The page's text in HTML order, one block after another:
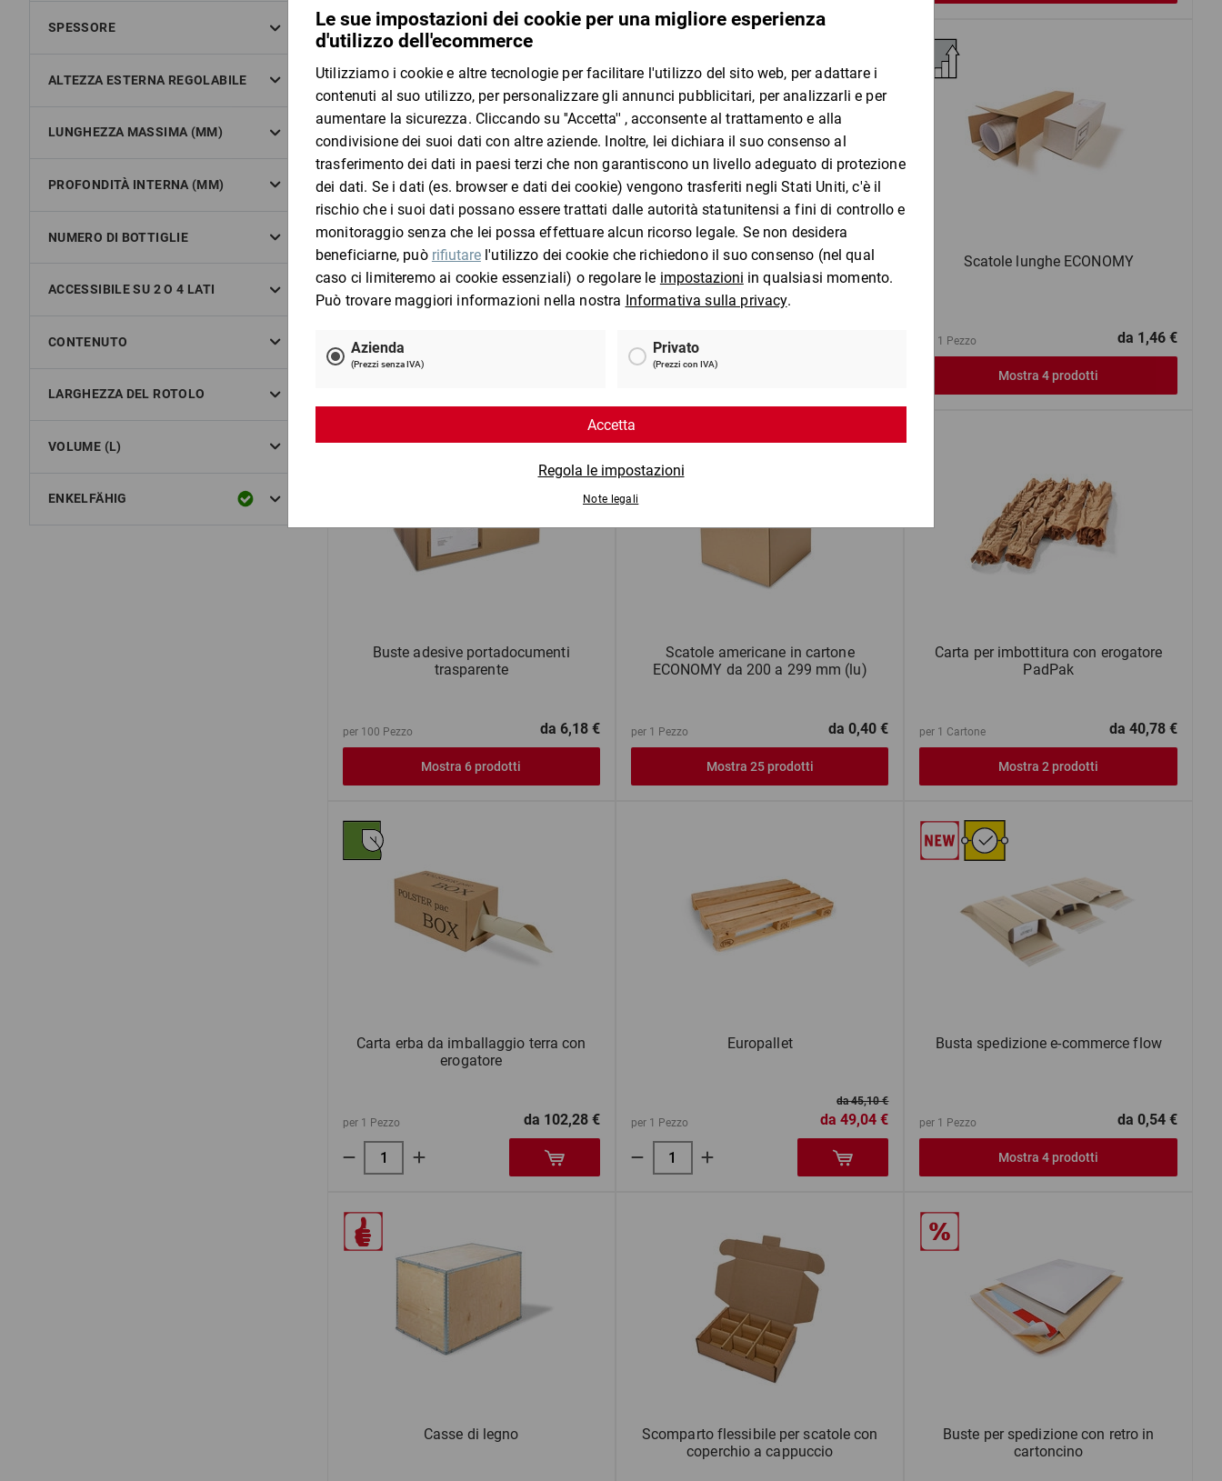
SPESSORE
ALTEZZA ESTERNA REGOLABILE
LUNGHEZZA MASSIMA (MM)
PROFONDITÀ INTERNA (MM)
NUMERO DI BOTTIGLIE
ACCESSIBILE SU 2 O 4 LATI
CONTENUTO
LARGHEZZA DEL ROTOLO
VOLUME (L)
ENKELFÄHIG
Carta erba da imballaggio terra in
rotolo
per 1 Pezzo
Nastro adesivo da imballaggio tesa®
basic (PP)
per 1 Pezzo
Scatole lunghe ECONOMY
per 1 Pezzo da 1,46 €
Mostra 4 prodotti
Buste adesive portadocumenti
trasparente
per 100 Pezzo da 6,18 €
Mostra 6 prodotti
Scatole americane in cartone
ECONOMY da 200 a 299 mm (lu)
per 1 Pezzo da 0,40 €
Mostra 25 prodotti
Carta per imbottitura con erogatore
PadPak
per 1 Cartone da 40,78 €
Mostra 2 prodotti
Carta erba da imballaggio terra con
erogatore
per 1 Pezzo da 102,28 €
Europallet
per 1 Pezzo
da 45,10 €
da 49,04 €
Busta spedizione e-commerce flow
per 1 Pezzo da 0,54 €
Mostra 4 prodotti
Casse di legno
Scomparto flessibile per scatole con
coperchio a cappuccio
Buste per spedizione con retro in
cartoncino